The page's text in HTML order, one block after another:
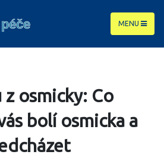
MENU
osmicky: Co
bolí osmicka a